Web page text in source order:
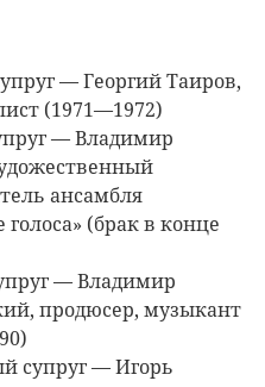
— Георгий Таиров,
(1971—1972)
— Владимир
ансамбля
(брак в конце
— Владимир
продюсер, музыкант
супруг — Игорь